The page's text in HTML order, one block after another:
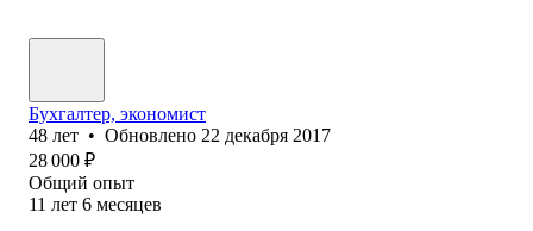
Бухгалтер, экономист
48 лет • Обновлено 22 декабря 2017
28 000 ₽
Общий опыт
11 лет 6 месяцев